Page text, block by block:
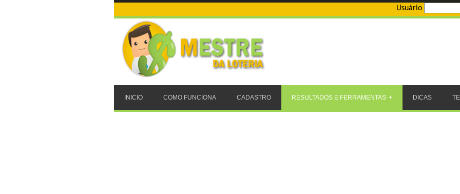
Usuário
INICIO COMO FUNCIONA CADASTRO RESULTADOS E FERRAMENTAS DICAS